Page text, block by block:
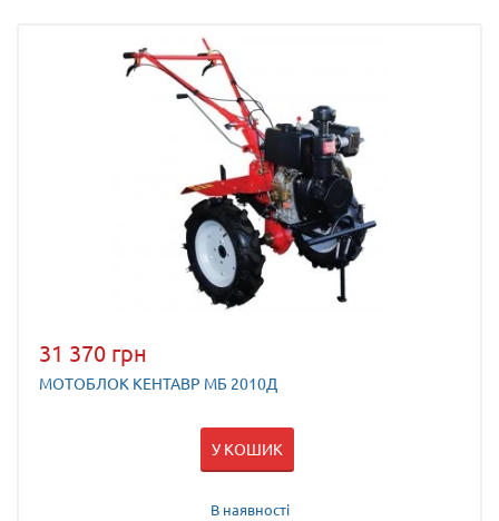
31 370 грн
МОТОБЛОК КЕНТАВР МБ 2010Д
У КОШИК
В наявності